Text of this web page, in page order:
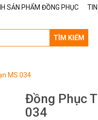
SẢN PHẨM ĐỒNG PHỤC
TÌM KIẾM
MS 034
Đồng Phục
034